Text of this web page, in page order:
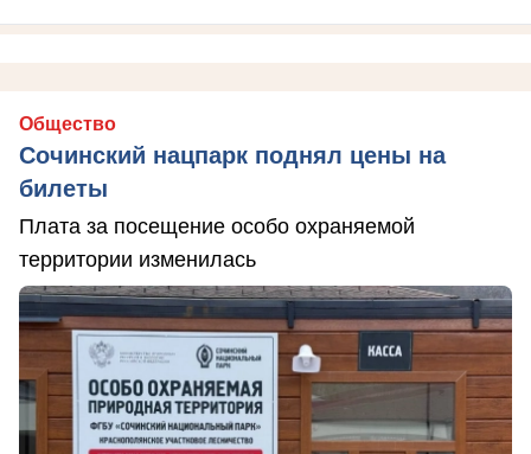
Общество
Сочинский нацпарк поднял цены на
билеты
Плата за посещение особо охраняемой
территории изменилась